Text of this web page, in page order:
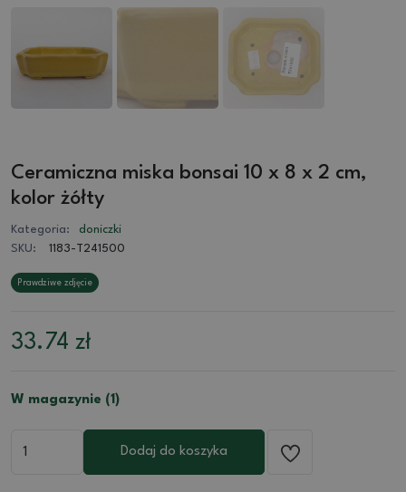
Ceramiczna miska bonsai 10 x 8 x 2 cm,
kolor żółty
Kategoria:
doniczki
SKU:
1183-T241500
Prawdziwe zdjęcie
33.74 zł
W magazynie (1)
Dodaj do koszyka